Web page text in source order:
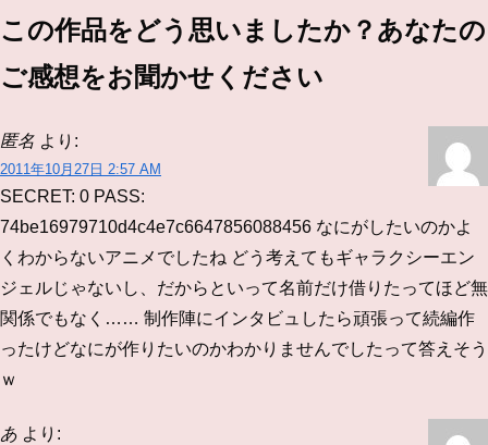
この作品をどう思いましたか？あなたの
ご感想をお聞かせください
匿名 より:
2011年10月27日 2:57 AM
SECRET: 0 PASS:
74be16979710d4c4e7c6647856088456 なにがしたいのかよ
くわからないアニメでしたね どう考えてもギャラクシーエン
ジェルじゃないし、だからといって名前だけ借りたってほど無
関係でもなく…… 制作陣にインタビュしたら頑張って続編作
ったけどなにが作りたいのかわかりませんでしたって答えそう
ｗ
あ より: